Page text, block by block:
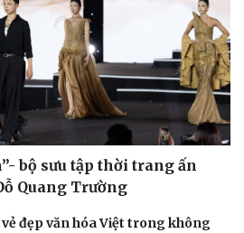
bộ sưu tập thời trang ấn
Quang Trường
đẹp văn hóa Việt trong không